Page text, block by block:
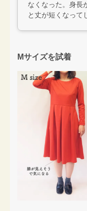
なくなった。身長
と丈が短くなって
Mサイズを試着